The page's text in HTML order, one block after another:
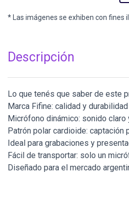
* Las imágenes se exhiben con fines
Descripción
Lo que tenés que saber de este
Marca Fifine: calidad y
Micrófono dinámico: sonido claro
Patrón polar cardioide: captación
Ideal para grabaciones y
Fácil de transportar: solo un
Diseñado para el mercado